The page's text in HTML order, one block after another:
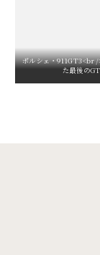
ポルシェ・911GT3<br /
た最後の